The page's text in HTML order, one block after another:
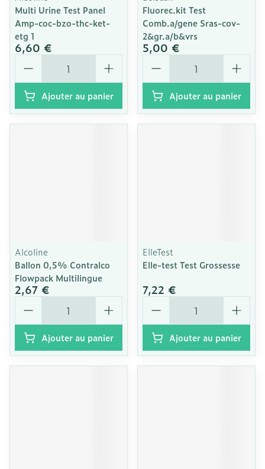
Multi Urine Test Panel
Amp-coc-bzo-thc-ket-
etg 1
6,60 €
Quantité
Ajouter au panier
Fluorec.kit Test
Comb.a/gene Sras-cov-
2&gr.a/b&vrs
5,00 €
Quantité
Ajouter au panier
Alcoline
Ballon 0,5% Contralco
Flowpack Multilingue
2,67 €
Quantité
Ajouter au panier
ElleTest
Elle-test Test Grossesse
7,22 €
Quantité
Ajouter au panier